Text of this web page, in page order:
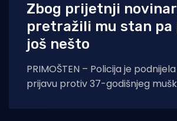
Zbog prijetnji
pretražili mu stan pa
još nešto
PRIMOŠTEN – Policija je
prijavu protiv 37-godišnjeg
uputio novinarima. Kasnije